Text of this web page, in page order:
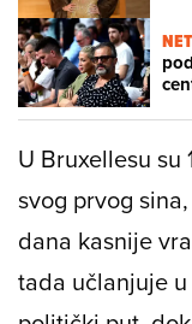
U Bruxellesu
svog prvog sina,
dana kasnije
tada učlanjuje